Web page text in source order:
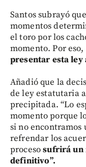
Santos subrayó
momentos
el toro por los
momento. Por eso,
presentar esta ley
Añadió que la
de ley estatutaria
precipitada. “Lo
momento porque
si no encontramos
refrendar los
procesosufrirá un
definitivo”.